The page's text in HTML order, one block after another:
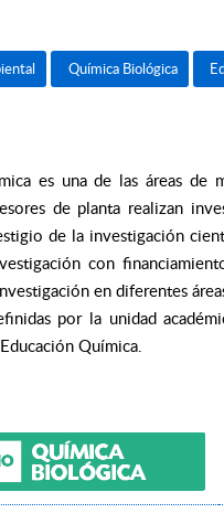
Química Biológica
es una de las áreas de
de planta realizan
de la investigación
con
en diferentes
por la unidad
Química.